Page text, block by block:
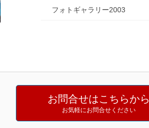
フォトギャラリー2003
お問合せはこちらから
お気軽にお問合せください